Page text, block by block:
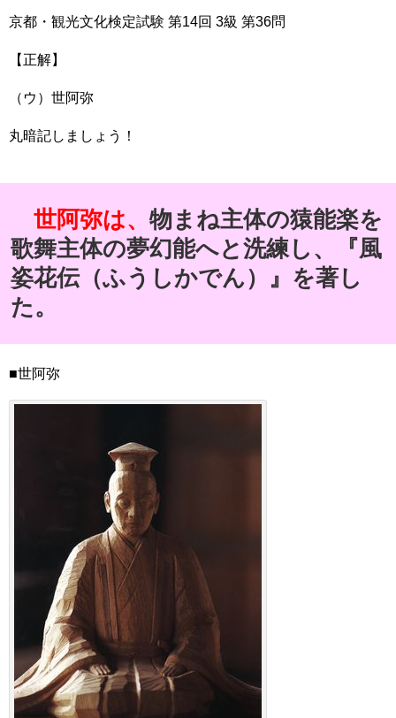
京都・観光文化検定試験 第14回 3級 第36問
【正解】
（ウ）世阿弥
丸暗記しましょう！
世阿弥は、 物まね主体の猿能楽を
歌舞主体の夢幻能へと洗練し、『風
姿花伝（ふうしかでん）』を著し
た。
■世阿弥